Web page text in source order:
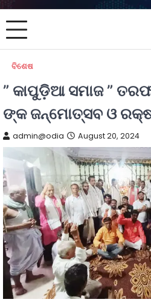
ବିଶେଷ
” କାପୁଡ଼ିଆ ସମାଜ ”
ଙ୍କ ଜନ୍ମୋତ୍ସବ ଓ
admin@odia August 20, 2024